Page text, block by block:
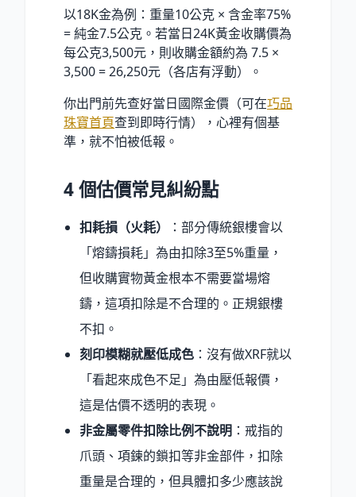
以18K金為例：重量10公克 × 含金率75%
= 純金7.5公克。若當日24K黃金收購價為
每公克3,500元，則收購金額約為 7.5 ×
3,500 = 26,250元（各店有浮動）。
你出門前先查好當日國際金價（可在巧品
珠寶首頁查到即時行情），心裡有個基
準，就不怕被低報。
4 個估價常見糾紛點
扣耗損（火耗）
：部分傳統銀樓會以
「熔鑄損耗」為由扣除3至5%重量，
但收購實物黃金根本不需要當場熔
鑄，這項扣除是不合理的。正規銀樓
不扣。
刻印模糊就壓低成色 ：沒有做XRF就以
「看起來成色不足」為由壓低報價，
這是估價不透明的表現。
非金屬零件扣除比例不說明 ：戒指的
爪頭、項鍊的鎖扣等非金部件，扣除
重量是合理的，但具體扣多少應該說